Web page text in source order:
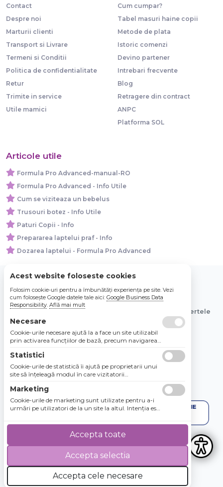
Contact
Despre noi
Marturii clienti
Transport si Livrare
Termeni si Conditii
Politica de confidentialitate
Retur
Trimite in service
Utile mamici
Cum cumpar?
Tabel masuri haine copii
Metode de plata
Istoric comenzi
Devino partener
Intrebari frecvente
Blog
Retragere din contract
ANPC
Platforma SOL
Articole utile
Formula Pro Advanced-manual-RO
Formula Pro Advanced - Info Utile
Cum se viziteaza un bebelus
Trusouri botez - Info Utile
Paturi Copii - Info
Prepararea laptelui praf - Info
Dozarea laptelui - Formula Pro Advanced
© 2026 Bebe Nou Online Store SRL
Toate preturile sunt exprimate in lei si includ tva. Ofertele
sunt valabile in limita stocului disponibil.
4.8 / 5 ★★★★★
Acest website foloseste cookies
Folosim cookie-uri pentru a îmbunătăți experiența pe site. Vezi
cum folosește Google datele tale aici: Google Business Data
Responsibility. Află mai mult
Necesare
Cookie-urile necesare ajută la a face un site utilizabil
prin activarea funcţiilor de bază, precum navigarea
Site-ul nu poate funcţiona corespunzător fără aceste
cookie-uri.
Statistici
Cookie-urile de statistică îi ajută pe proprietarii unui
site să înţeleagă modul în care vizitatorii
raportarea informaţiilor în mod anonim.
Marketing
Cookie-urile de marketing sunt utilizate pentru a-i
urmări pe utilizatori de la un site la altul. Intenţia este
utilizatorii individuali, aşadar ele sunt mai valoroase
pentru agenţiile de puiblicitate şi părţile terţe care se
Accepta cele necesare
Accepta selectia
Accepta toate